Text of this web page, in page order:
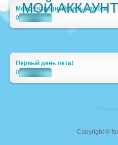
МОЙ АККАУНТ
Международный день улыбки
0
Первый день лета!
0
Copyright ©